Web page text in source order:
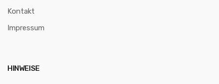
Kontakt
Impressum
HINWEISE